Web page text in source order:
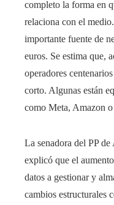
completo la forma en
relaciona con el
importante fuente de
euros. Se estima que,
operadores
corto. Algunas están
como Meta, Amazon
La senadora del PP
explicó que el
datos a gestionar y
cambios estructurales